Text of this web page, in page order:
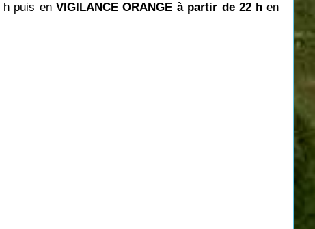
h puis enVIGILANCE ORANGE à partir de 22 hen